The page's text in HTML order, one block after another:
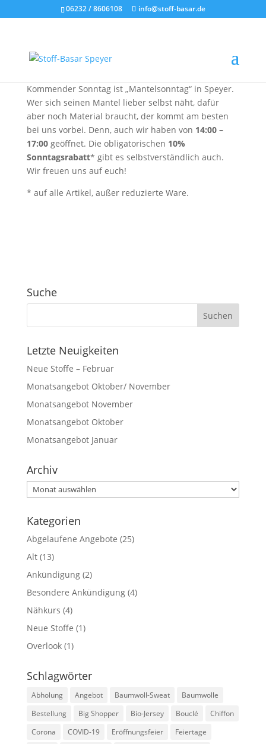
06232 / 8606108 info@stoff-basar.de
Kommender Sonntag ist „Mantelsonntag“ in Speyer.
Wer sich seinen Mantel lieber selbst näht, dafür
aber noch Material braucht, der kommt am besten
bei uns vorbei. Denn, auch wir haben von 14:00 –
17:00geöffnet. Die obligatorischen 10%
Sonntagsrabatt* gibt es selbstverständlich auch.
Wir freuen uns auf euch!
* auf alle Artikel, außer reduzierte Ware.
Suche
Letzte Neuigkeiten
Neue Stoffe – Februar
Monatsangebot Oktober/ November
Monatsangebot November
Monatsangebot Oktober
Monatsangebot Januar
Archiv
Archiv
Kategorien
Abgelaufene Angebote (25)
Alt(13)
Ankündigung(2)
Besondere Ankündigung(4)
Nähkurs (4)
Neue Stoffe (1)
Overlook(1)
Schlagwörter
Abholung Angebot Baumwoll-Sweat
Baumwolle
Bestellung
Big Shopper Bio-Jersey Bouclé
Chiffon
Corona
COVID-19 Eröffnungsfeier
Feiertage